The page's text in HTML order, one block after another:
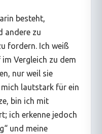
besteht,
andere zu
fordern. Ich weiß
Vergleich zu dem
nur weil sie
lautstark für ein
bin ich mit
ich erkenne jedoch
“und meine